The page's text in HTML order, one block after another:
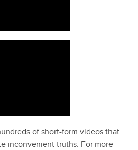
of short-form videos that
inconvenient truths. For more